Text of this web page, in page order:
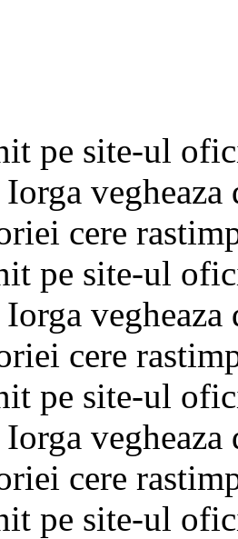
pe site-ul
cere
pe site-ul
cere
pe site-ul
cere
pe site-ul